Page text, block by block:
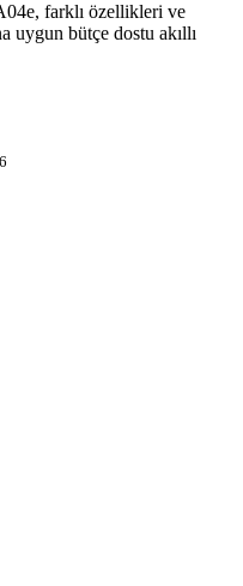
farklı özellikleri ve
uygun bütçe dostu akıllı